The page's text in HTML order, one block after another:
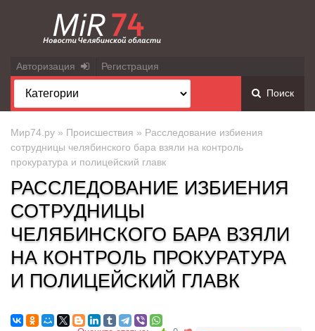
Авторизация Регистрация
Поиск
Мир74.ру » Происшествия » Расследование избиения
сотрудницы челябинского бара взяли на контроль
прокуратура и полицейский главк
РАССЛЕДОВАНИЕ ИЗБИЕНИЯ
СОТРУДНИЦЫ
ЧЕЛЯБИНСКОГО БАРА ВЗЯЛИ
НА КОНТРОЛЬ ПРОКУРАТУРА
И ПОЛИЦЕЙСКИЙ ГЛАВК